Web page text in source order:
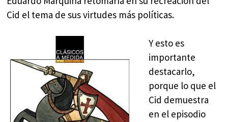
Cid el tema de sus virtudes más políticas.
Y esto es
importante
destacarlo,
porque lo que el
Cid demuestra
en el episodio